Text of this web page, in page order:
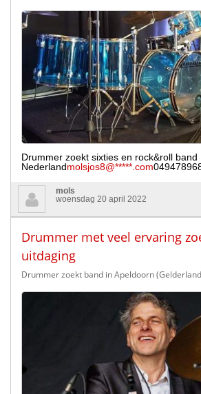
Drummer zoekt sixties en rock&roll band
Nederlandmolsjos8@*****.com
mols
woensdag 20 april 2022
Drummer met veel ervaring
uitdaging
Drummer zoekt band in Apeldoorn